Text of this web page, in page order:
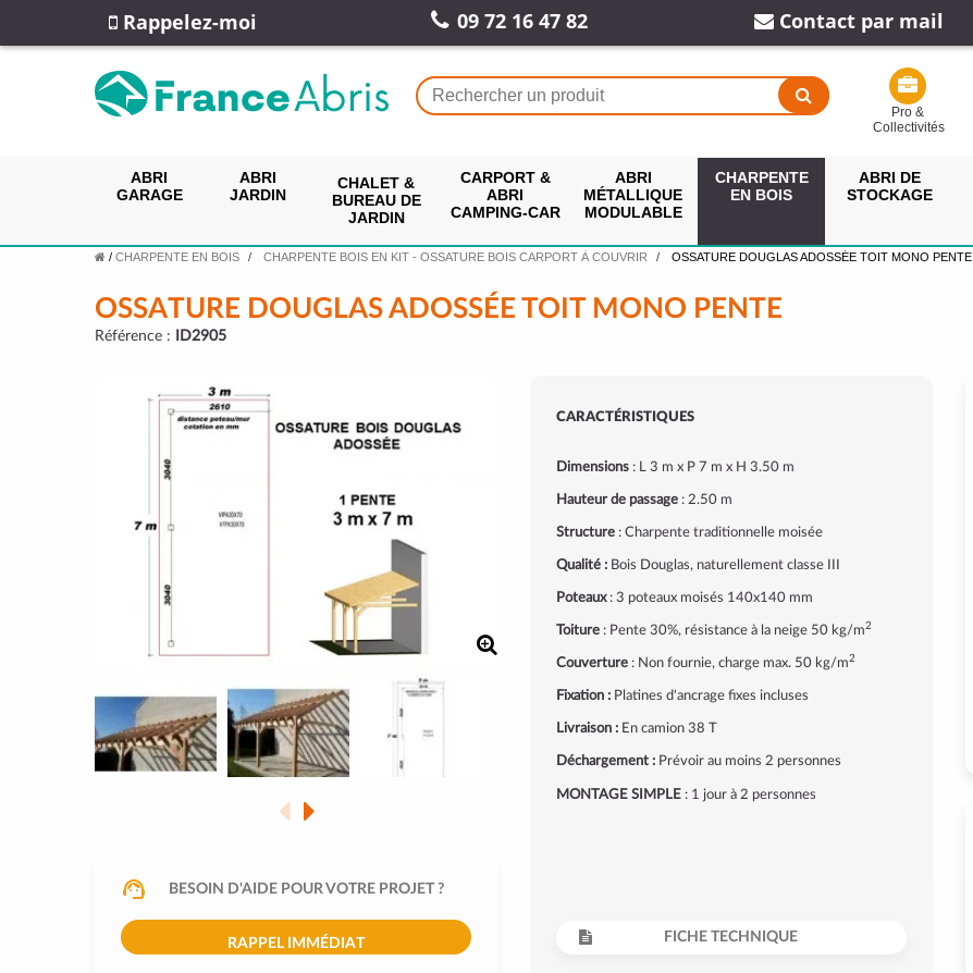
Rappelez-moi 09 72 16 47 82 Contact par mail
Pro &
Collectivités
ABRI
GARAGE
ABRI
JARDIN
CHALET &
BUREAU DE
JARDIN
CARPORT &
ABRI
CAMPING-CAR
ABRI
MÉTALLIQUE
MODULABLE
CHARPENTE
EN BOIS
ABRI DE
STOCKAGE
/ CHARPENTE EN BOIS CHARPENTE BOIS EN KIT - OSSATURE BOIS CARPORT À COUVRIR OSSATURE DOUGLAS ADOSSÉE TOIT MONO PENTE
OSSATURE DOUGLAS ADOSSÉE TOIT MONO PENTE
Référence : ID2905
BESOIN D'AIDE POUR VOTRE PROJET ?
RAPPEL IMMÉDIAT
CARACTÉRISTIQUES
Dimensions: L 3 m x P 7 m x H 3.50 m
Hauteur de passage: 2.50 m
Structure: Charpente traditionnelle moisée
Qualité :Bois Douglas, naturellement classe III
Poteaux: 3 poteaux moisés 140x140 mm
Toiture: Pente 30%, résistance à la neige 50 kg/m2
Couverture: Non fournie, charge max. 50 kg/m2
Fixation :Platines d'ancrage fixes incluses
Livraison : En camion 38 T
Déchargement : Prévoir au moins 2 personnes
MONTAGE SIMPLE: 1 jour à 2 personnes
FICHE TECHNIQUE